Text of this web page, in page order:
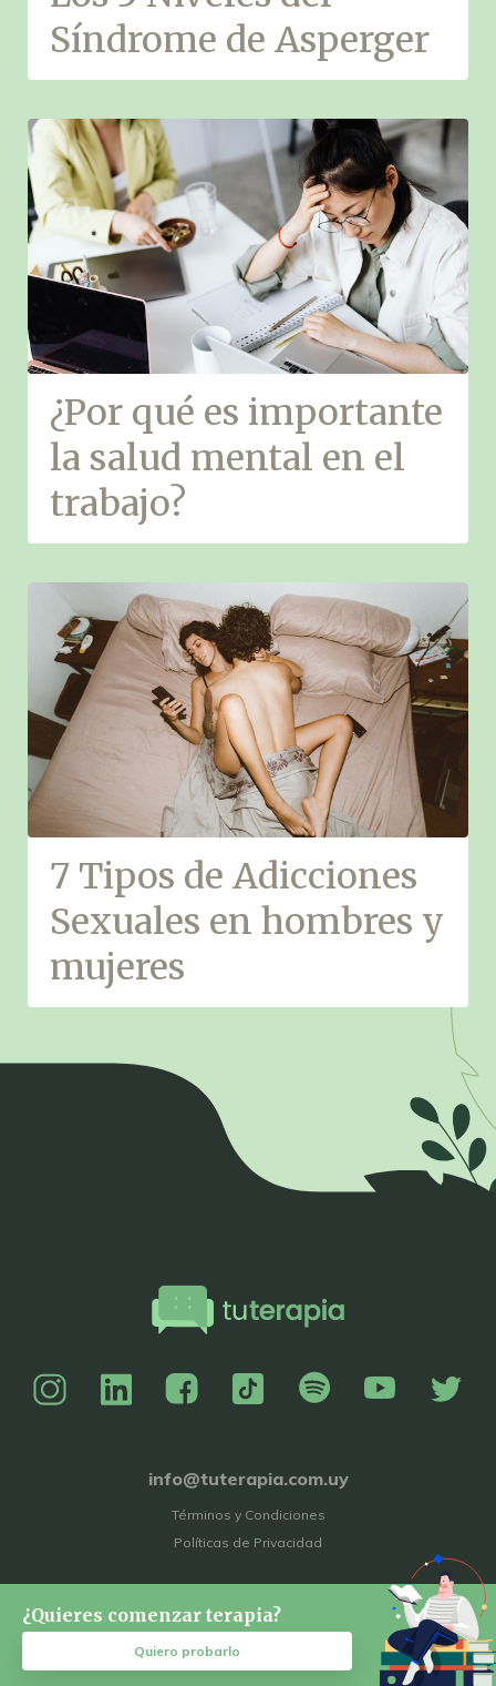
¿Quieres comenzar terapia?
Quiero probarlo
Síndrome de Asperger
¿Por qué es importante
la salud mental en el
trabajo?
7 Tipos de Adicciones
Sexuales en hombres y
mujeres
info@tuterapia.com.uy
Términos y Condiciones
Políticas de Privacidad